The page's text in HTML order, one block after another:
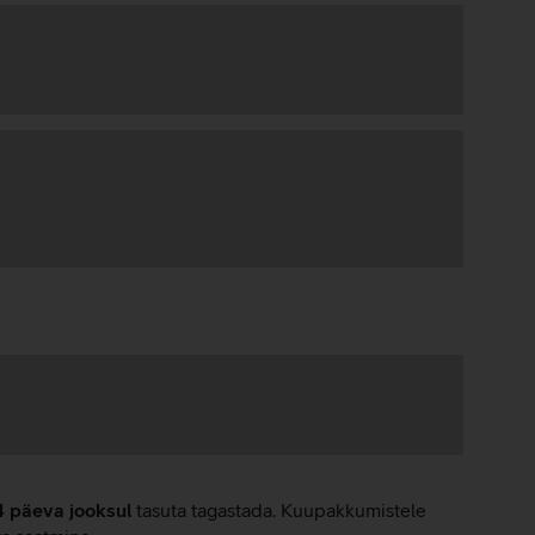
päeva jooksul tasuta tagastada. Kuupakkumistele